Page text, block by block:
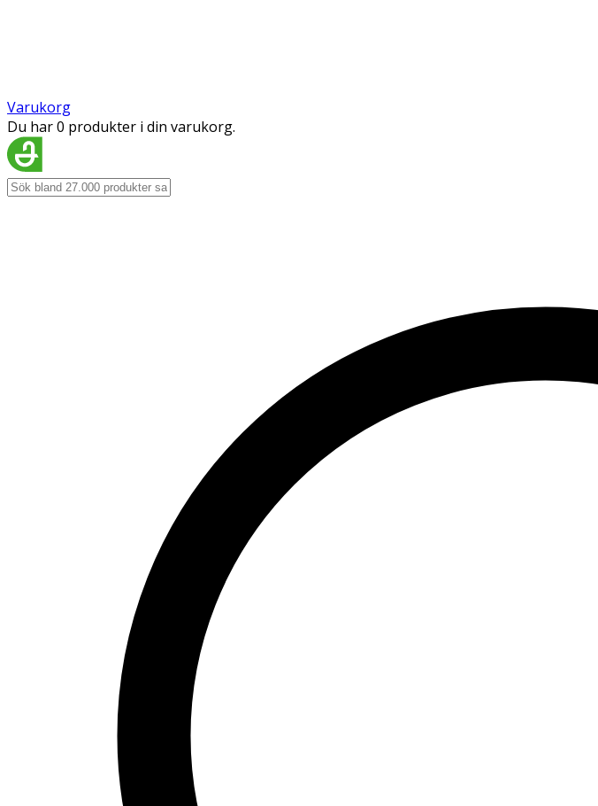
Varukorg
Du har 0 produkter i din varukorg.